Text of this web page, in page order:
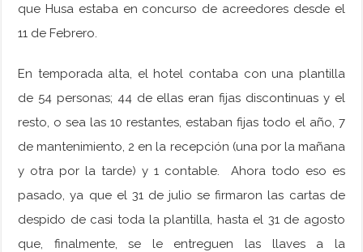
que Husa estaba en concurso de acreedores desde el
11 de Febrero.
En temporada alta, el hotel contaba con una plantilla
de 54 personas; 44 de ellas eran fijas discontinuas y el
resto, o sea las 10 restantes, estaban fijas todo el año, 7
de mantenimiento, 2 en la recepción (una por la mañana
y otra por la tarde) y 1 contable. Ahora todo eso es
pasado, ya que el 31 de julio se firmaron las cartas de
despido de casi toda la plantilla, hasta el 31 de agosto
que, finalmente, se le entreguen las llaves a la